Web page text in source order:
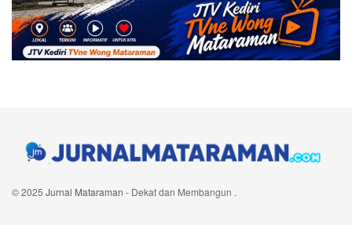
© 2025 Jurnal Mataraman - Dekat dan Membangun .